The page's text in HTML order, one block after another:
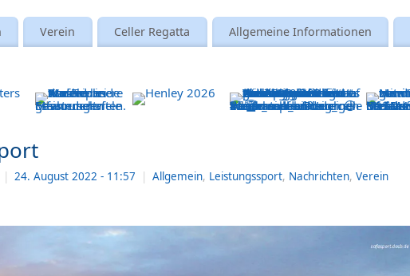
Verein Celler Regatta Allgemeine Informationen
| 24. August 2022 - 11:57 | Allgemein, Leistungssport, Nachrichten, Verein